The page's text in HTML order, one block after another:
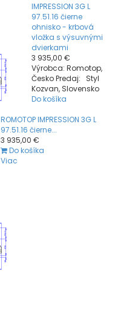
IMPRESSION 3G L
97.51.16 čierne
ohnisko - krbová
vložka s výsuvnými
dvierkami
3 935,00 €
Výrobca: Romotop,
Česko Predaj: Styl
Kozvan, Slovensko
Do košíka
ROMOTOP IMPRESSION 3G L
97.51.16 čierne...
3 935,00 €
Do košíka
Viac